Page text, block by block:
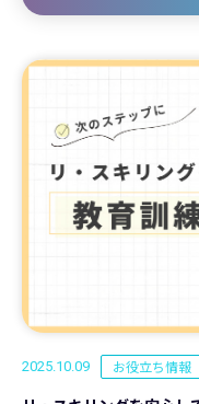
2025.10.09 お役立ち情報